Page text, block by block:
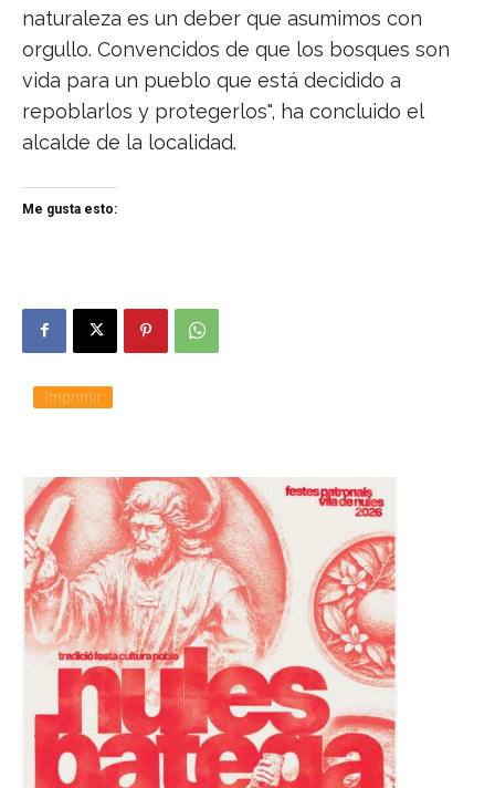
naturaleza es un deber que asumimos con
orgullo. Convencidos de que los bosques son
vida para un pueblo que está decidido a
repoblarlos y protegerlos", ha concluido el
alcalde de la localidad.
Me gusta esto:
Imprimir